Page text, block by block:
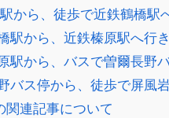
から、徒歩で近鉄鶴橋駅
駅から、近鉄榛原駅へ行
駅から、バスで曽爾長野
バス停から、徒歩で屏風
連記事について